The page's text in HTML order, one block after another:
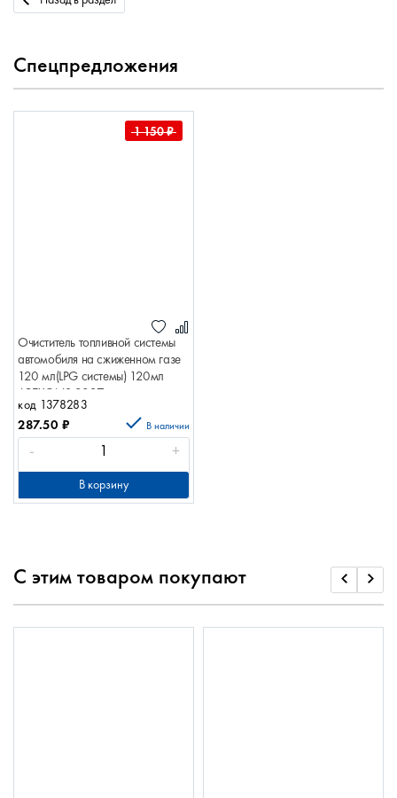
Спецпредложения
1 150₽
Очиститель топливной системы
автомобиля на сжиженном газе
120 мл(LPG системы) 120мл
AREXONS 9837
код 1378283
287.50 ₽ В наличии
- +
В корзину
С этим товаром покупают